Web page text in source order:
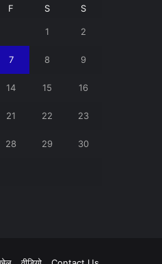
F S S
1 2
7 8 9
14 15 16
21 22 23
28 29 30